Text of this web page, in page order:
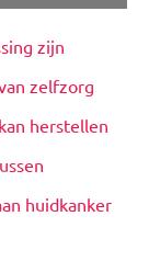
zijn
zelfzorg
herstellen
huidkanker